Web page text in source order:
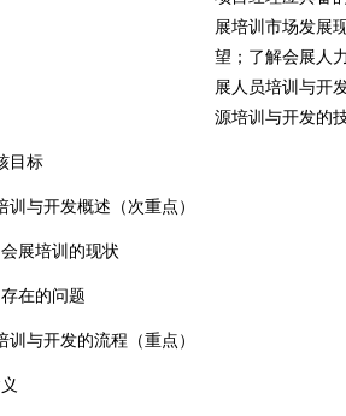
展培训市场发展
望；了解会展人
展人员培训与开
源培训与开发的
目标
与开发概述（次重点）
展培训的现状
在的问题
与开发的流程（重点）